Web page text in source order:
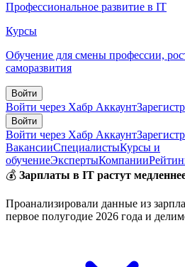
Профессиональное развитие в IT
Курсы
Обучение для смены профессии,
саморазвития
Войти
Войти через Хабр Аккаунт
Войти
Войти через Хабр Аккаунт
ВакансииСпециалистыКурсы и
обучениеЭкспертыКомпании
💰 Зарплаты в IT растут
Проанализировали данные из
первое полугодие 2026 года и